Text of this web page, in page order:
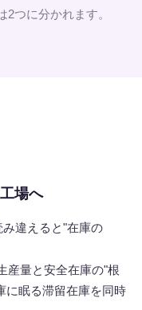
つに分かれます。
場へ
違えると"在庫の
産量と安全在庫の"根
に眠る滞留在庫を同時